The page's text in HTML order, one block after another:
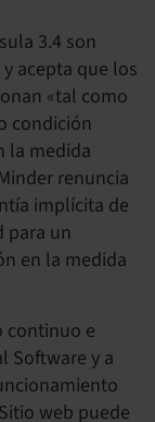
3.4 son
acepta que los
«tal como
condición
la medida
renuncia
implícita de
para un
en la medida
continuo e
Software y a
web puede